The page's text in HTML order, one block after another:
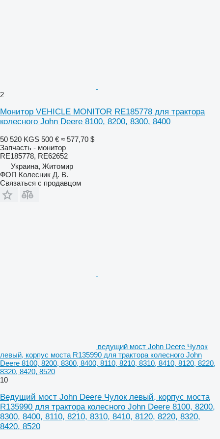
2
Монитор VEHICLE MONITOR RE185778 для трактора
колесного John Deere 8100, 8200, 8300, 8400
50 520 KGS 500 € ≈ 577,70 $
Запчасть - монитор
RE185778, RE62652
Украина, Житомир
ФОП Колесник Д. В.
Связаться с продавцом
ведущий мост John Deere Чулок
левый, корпус моста R135990 для трактора колесного John
Deere 8100, 8200, 8300, 8400, 8110, 8210, 8310, 8410, 8120, 8220,
8320, 8420, 8520
10
Ведущий мост John Deere Чулок левый, корпус моста
R135990 для трактора колесного John Deere 8100, 8200,
8300, 8400, 8110, 8210, 8310, 8410, 8120, 8220, 8320,
8420, 8520